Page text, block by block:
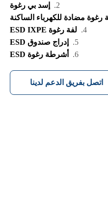
إسد بي رغوة
رغوة مضادة للكهرباء الساكنة
لفة رغوة ESD IXPE
إدراج صندوق ESD
أشرطة رغوة ESD
اتصل بفريق الدعم لدينا